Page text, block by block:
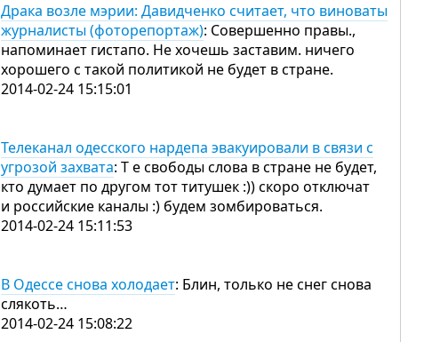
Драка возле мэрии: Давидченко считает, что виноваты
журналисты (фоторепортаж): Совершенно правы.,
напоминает гистапо. Не хочешь заставим. ничего
хорошего с такой политикой не будет в стране.
2014-02-24 15:15:01
Телеканал одесского нардепа эвакуировали в связи с
угрозой захвата: Т е свободы слова в стране не будет,
кто думает по другом тот титушек :)) скоро отключат
и российские каналы :) будем зомбироваться.
2014-02-24 15:11:53
В Одессе снова холодает: Блин, только не снег снова
слякоть…
2014-02-24 15:08:22